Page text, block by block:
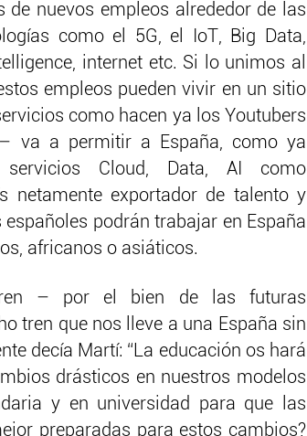
nuevos empleos alrededor de las
como el 5G, el IoT, Big Data,
internet etc. Si lo unimos al
empleos pueden vivir en un sitio
como hacen ya los Youtubers
va a permitir a España, como ya
Cloud, Data, AI como
netamente exportador de talento y
podrán trabajar en España
africanos o asiáticos.
– por el bien de las futuras
tren que nos lleve a una España sin
decía Martí: “La educación os hará
drásticos en nuestros modelos
y en universidad para que las
preparadas para estos cambios?